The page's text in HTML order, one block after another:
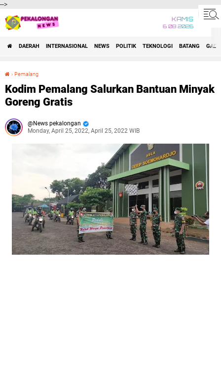
-->
KAMIS
6 08 2026
DAERAH INTERNASIONAL NEWS POLITIK TEKNOLOGI BATANG
› Pemalang
Kodim Pemalang Salurkan Bantuan Minyak
Goreng Gratis
News pekalongan
Monday, April 25, 2022, April 25, 2022 WIB